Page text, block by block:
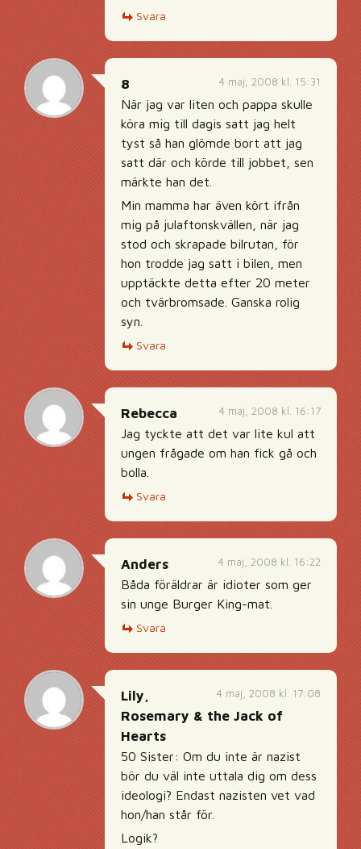
Svara
4 maj, 2008 kl. 15:31
8
När jag var liten och pappa skulle
köra mig till dagis satt jag helt
tyst så han glömde bort att jag
satt där och körde till jobbet, sen
märkte han det.
Min mamma har även kört ifrån
mig på julaftonskvällen, när jag
stod och skrapade bilrutan, för
hon trodde jag satt i bilen, men
upptäckte detta efter 20 meter
och tvärbromsade. Ganska rolig
syn.
Svara
4 maj, 2008 kl. 16:17
Rebecca
Jag tyckte att det var lite kul att
ungen frågade om han fick gå och
bolla.
Svara
4 maj, 2008 kl. 16:22
Anders
Båda föräldrar är idioter som ger
sin unge Burger King-mat.
Svara
4 maj, 2008 kl. 17:08
Lily,
Rosemary & the Jack of
Hearts
50 Sister: Om du inte är nazist
bör du väl inte uttala dig om dess
ideologi? Endast nazisten vet vad
hon/han står för.
Logik?